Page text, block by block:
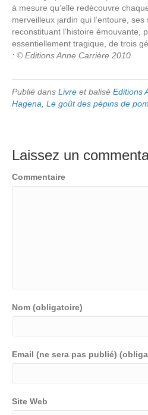
à mesure qu’elle redécouvre
merveilleux jardin qui l’entoure, ses
reconstituant l’histoire émouvante,
essentiellement tragique, de trois
: © Editions Anne Carrière 2010
Publié dans Livre et balisé Editions
Hagena Le goût des pépins de
Laissez un
Commentaire
Nom (obligatoire)
Email (ne sera pas publié)
Site Web